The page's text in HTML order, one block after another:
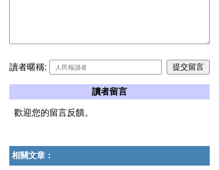
讀者暱稱:
讀者留言
歡迎您的留言反饋。
相關文章：